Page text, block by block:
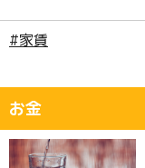
#家賃
お金